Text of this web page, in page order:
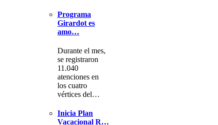
Programa
Girardot es
amo…
Durante el mes,
se registraron
11.040
atenciones en
los cuatro
vértices del…
Inicia Plan
Vacacional R…